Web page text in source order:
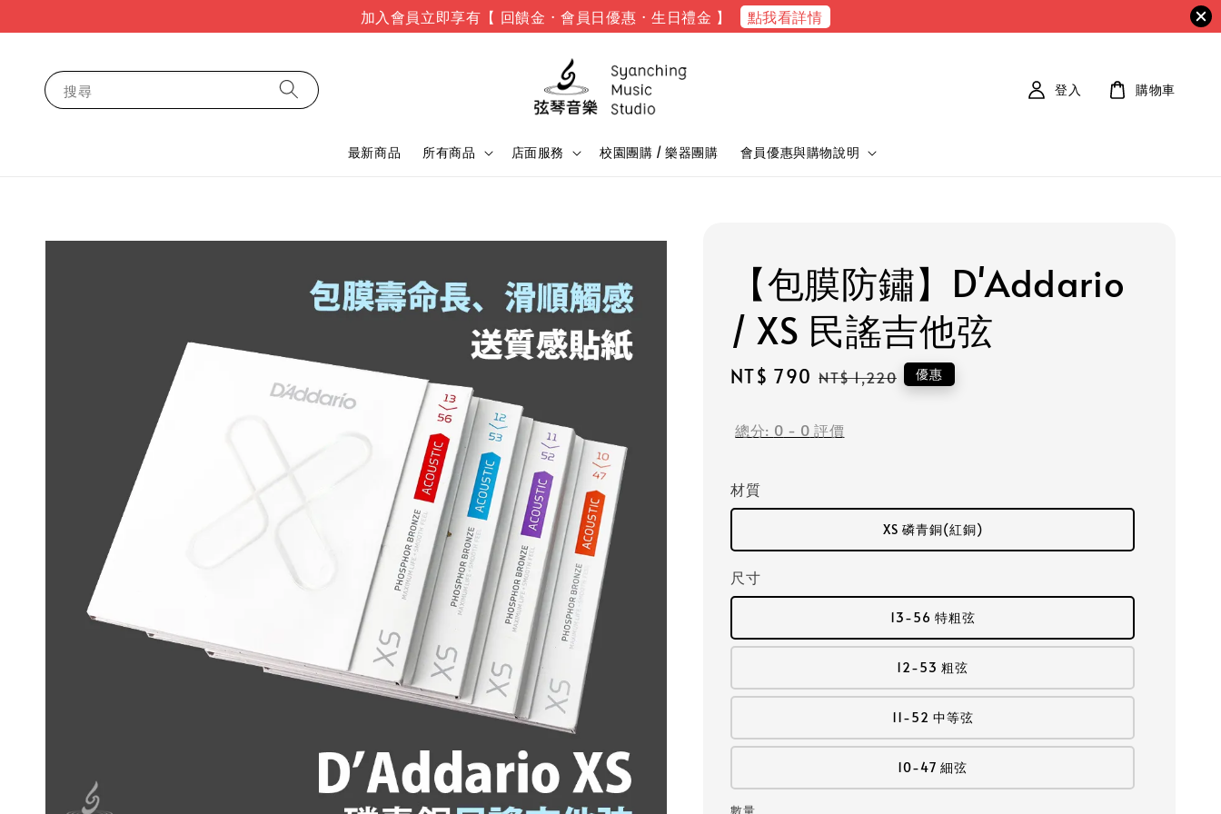
加入會員立即享有【 回饋金 · 會員日優惠 · 生日禮金 】 點我看詳情
搜尋
最新商品 所有商品 店面服務 校園團購 / 樂器團購 會員優惠與購物說明
登入 購物車
【包膜防鏽】D'Addario
/ XS 民謠吉他弦
Sale
NT$ 790 Regular
NT$ 1,220 優惠
總分: 0 - 0 評價
材質
XS 磷青銅(紅銅)
尺寸
13-56 特粗弦
12-53 粗弦
11-52 中等弦
10-47 細弦
數量